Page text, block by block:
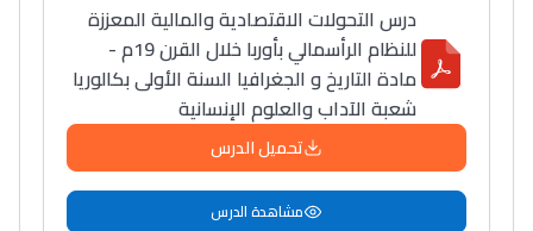
Ki Derti Liha
درس التحولات الاقتصادية والمالية المعززة
للنظام الرأسمالي بأوربا خلال القرن 19م -
مادة التاريخ و الجغرافيا السنة الأولى بكالوريا
شعبة الآداب والعلوم الإنسانية
تحميل الدرس
مشاهدة الدرس